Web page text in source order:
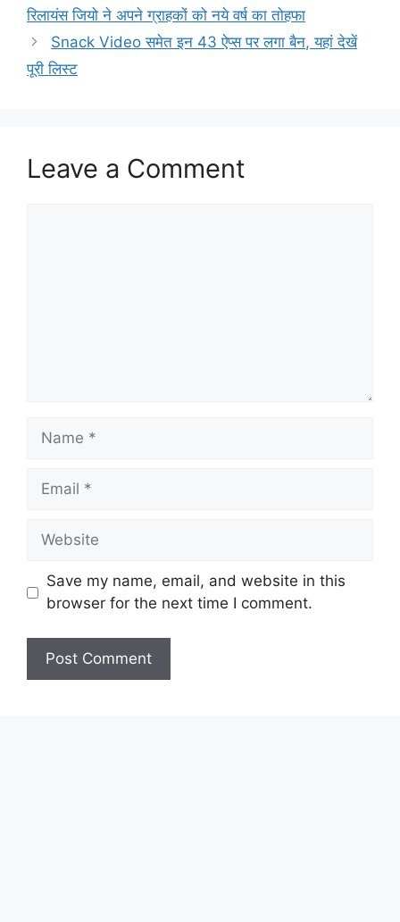
रिलायंस जियो ने अपने ग्राहकों को नये वर्ष का तोहफा
Snack Video समेत इन 43 ऐप्स पर लगा बैन, यहां देखें
पूरी लिस्ट
Leave a Comment
Name
Email
Website
Save my name, email, and website in this
browser for the next time I comment.